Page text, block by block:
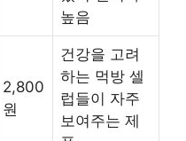
높음
2,800
원
건강을 고려
하는 먹방 셀
럽들이 자주
보여주는 제